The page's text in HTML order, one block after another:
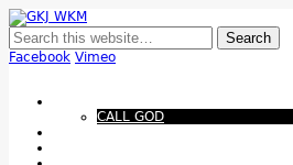
Membangun Gereja Kokoh melalui
Budaya Apresiatif
Facebook Vimeo
CALL GOD